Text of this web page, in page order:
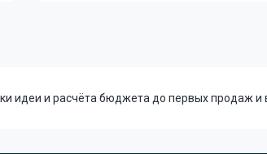
идеи и расчёта бюджета до первых продаж и